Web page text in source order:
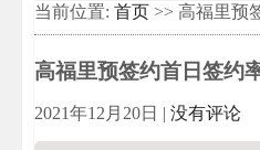
当前位置: 首页 >> 高福里预
高福里预签约首日签约
2021年12月20日 | 没有评论